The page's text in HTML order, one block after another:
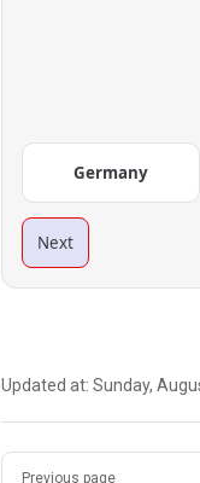
Germany
Next
Updated at: Sunday,
Pager
Previous page